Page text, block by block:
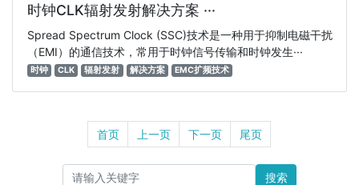
时钟CLK辐射发射解决方案 ···
Spread Spectrum Clock (SSC)技术是一种用于抑制电磁干扰
（EMI）的通信技术，常用于时钟信号传输和时钟发生···
时钟 CLK 辐射发射 解决方案 EMC扩频技术
首页 上一页 下一页 尾页
搜索